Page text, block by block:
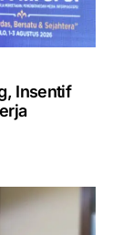
Insentif